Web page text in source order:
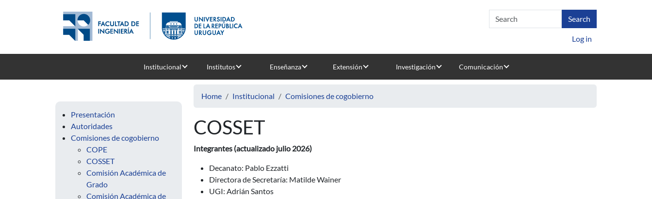
Log in
Institucional Institutos Enseñanza Extensión Investigación Comunicación
Presentación
Autoridades
Comisiones de cogobierno
COPE
COSSET
Comisión Académica de
Grado
Comisión Académica de
Home Institucional Comisiones de cogobierno
COSSET
Integrantes (actualizado julio 2026)
Decanato: Pablo Ezzatti
Directora de Secretaría: Matilde Wainer
UGI: Adrián Santos